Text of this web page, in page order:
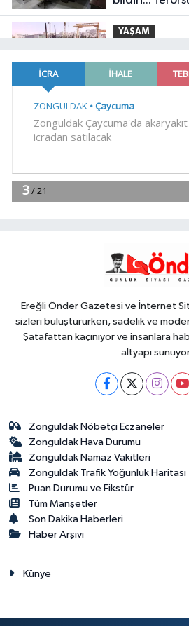
güvenlik ve
YAŞAM
gemi
18:52Türk Tarih Kurumu'ndan tarihi
18:48 .
Ereğli Önder Gazetesi ve İnternet
sizleri buluştururken, sadelik ve
Şatafattan kaçınıyor ve insanlara
altyapı
Zonguldak Nöbetçi Eczaneler
Zonguldak Hava Durumu
Zonguldak Namaz Vakitleri
Zonguldak Trafik Yoğunluk Haritası
Puan Durumu ve Fikstür
Tüm Manşetler
Son Dakika Haberleri
Haber Arşivi
Künye